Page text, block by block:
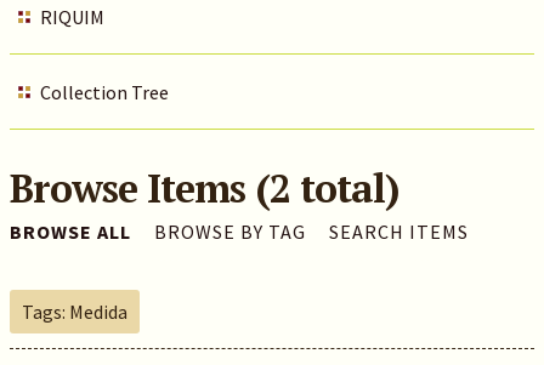
RIQUIM
Collection Tree
Browse Items (2 total)
BROWSE ALL BROWSE BY TAG SEARCH ITEMS
Tags: Medida